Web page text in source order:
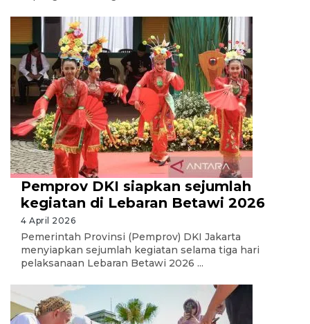
Pemprov DKI siapkan sejumlah
kegiatan di Lebaran Betawi 2026
4 April 2026
Pemerintah Provinsi (Pemprov) DKI Jakarta
menyiapkan sejumlah kegiatan selama tiga hari
pelaksanaan Lebaran Betawi 2026 ...